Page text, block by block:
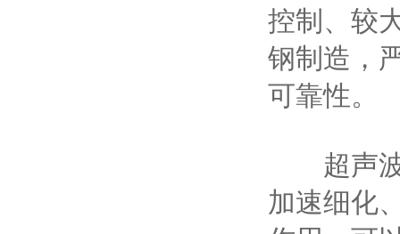
控制、较
钢制造，
可靠性。
超声波
加速细化